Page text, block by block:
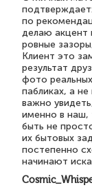
по
делаю акцент
ровные
Клиент это
результат
фото
пабликах, а
важно
именно в наш,
быть не
их бытовых
постепенно
начинают